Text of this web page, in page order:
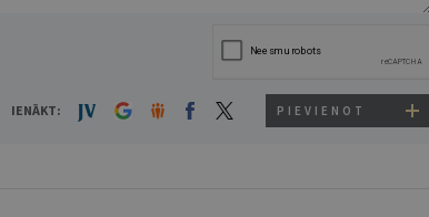
IENĀKT: PIEVIENOT